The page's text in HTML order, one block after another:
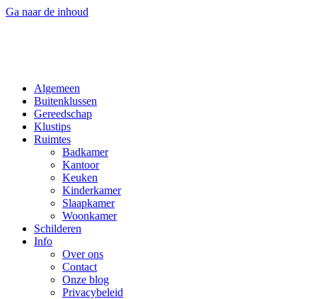
Ga naar de inhoud
Algemeen
Buitenklussen
Gereedschap
Klustips
Ruimtes
Badkamer
Kantoor
Keuken
Kinderkamer
Slaapkamer
Woonkamer
Schilderen
Info
Over ons
Contact
Onze blog
Privacybeleid